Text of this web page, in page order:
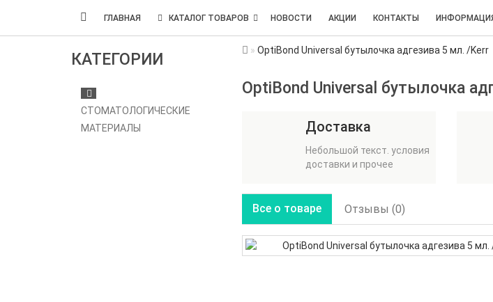
ГЛАВНАЯ КАТАЛОГ ТОВАРОВ НОВОСТИ АКЦИИ КОНТАКТЫ
КАТЕГОРИИ
СТОМАТОЛОГИЧЕСКИЕ
МАТЕРИАЛЫ
OptiBond Universal бутылочка адгезива 5 мл. /Kerr
OptiBond Universal бутылочка
Доставка
Небольшой текст. условия
доставки и прочее
Все о товаре Отзывы (0)